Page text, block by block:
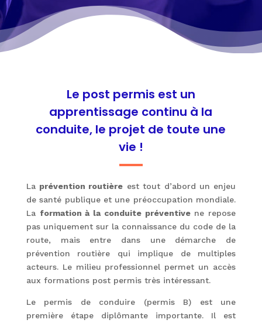
Le post permis est un
apprentissage continu à la
conduite, le projet de toute une
vie !
La prévention routière est tout d’abord un enjeu
de santé publique et une préoccupation mondiale.
La formation à la conduite préventivene repose
pas uniquement sur la connaissance du code de la
route, mais entre dans une démarche de
prévention routière qui implique de multiples
acteurs. Le milieu professionnel permet un accès
aux formations post permis très intéressant.
Le permis de conduire (permis B) est une
première étape diplômante importante. Il est